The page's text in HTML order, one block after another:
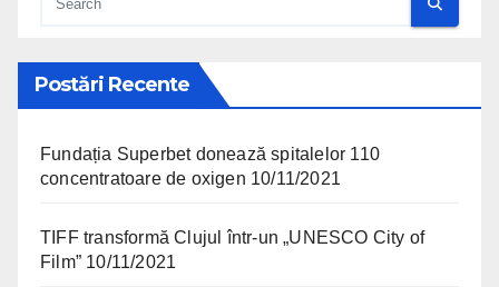
Postări Recente
Fundația Superbet donează spitalelor 110
concentratoare de oxigen 10/11/2021
TIFF transformă Clujul într-un „UNESCO City of
Film” 10/11/2021